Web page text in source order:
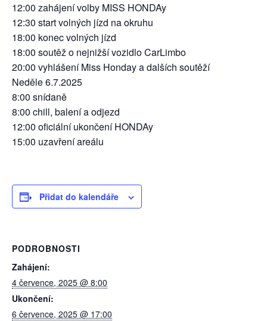
12:00 zahájení volby MISS HONDAy
12:30 start volných jízd na okruhu
18:00 konec volných jízd
18:00 soutěž o nejnižší vozidlo CarLimbo
20:00 vyhlášení Miss Honday a dalších soutěží
Neděle 6.7.2025
8:00 snídaně
8:00 chill, balení a odjezd
12:00 oficiální ukončení HONDAy
15:00 uzavření areálu
Přidat do kalendáře
PODROBNOSTI
Zahájení:
4 července, 2025 @ 8:00
Ukončení:
6 července, 2025 @ 17:00